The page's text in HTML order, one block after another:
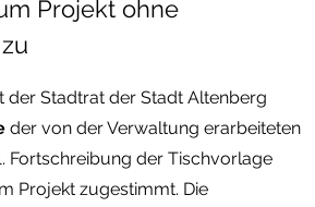
Projekt ohne
der Stadtrat der Stadt Altenberg
der von der Verwaltung erarbeiteten
Fortschreibung der Tischvorlage
Projekt zugestimmt. Die